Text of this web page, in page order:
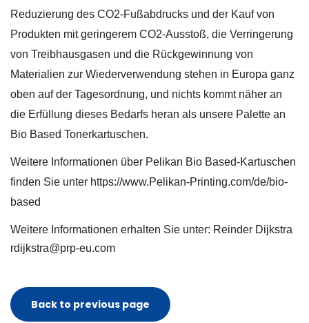
Reduzierung des CO2-Fußabdrucks und der Kauf von
Produkten mit geringerem CO2-Ausstoß, die Verringerung
von Treibhausgasen und die Rückgewinnung von
Materialien zur Wiederverwendung stehen in Europa ganz
oben auf der Tagesordnung, und nichts kommt näher an
die Erfüllung dieses Bedarfs heran als unsere Palette an
Bio Based Tonerkartuschen.
Weitere Informationen über Pelikan Bio Based-Kartuschen
finden Sie unter https://www.Pelikan-Printing.com/de/bio-
based
Weitere Informationen erhalten Sie unter: Reinder Dijkstra
rdijkstra@prp-eu.com
Back to previous page